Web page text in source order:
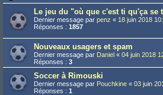
Le jeu du "où que c'est ti qu'ça se
Dernier message par penz « 18 juin 2018
Réponses : 1857
Nouveaux usagers et spam
Dernier message par Daniel « 04 juin 2018
Réponses : 3
Soccer à Rimouski
Dernier message par Pouchkine « 03 juin
Réponses : 1